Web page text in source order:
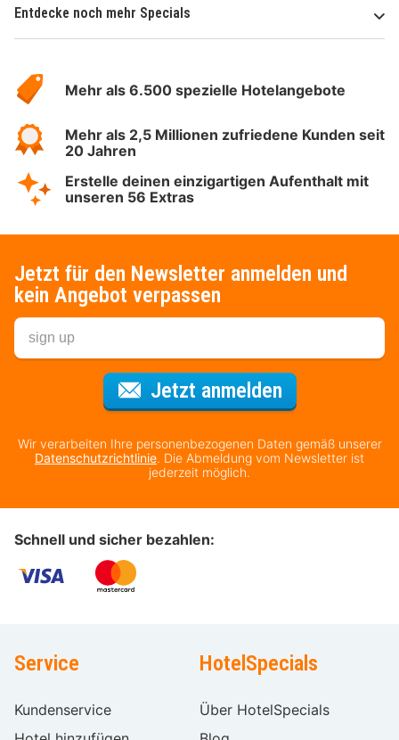
Entdecke noch mehr Specials
Hotelspecials
Mehr als 6.500 spezielle Hotelangebote
Mehr als 2,5 Millionen zufriedene Kunden seit
20 Jahren
Erstelle deinen einzigartigen Aufenthalt mit
unseren 56 Extras
Jetzt für den Newsletter anmelden und
kein Angebot verpassen
Jetzt anmeldenFür den
Wir verarbeiten Ihre personenbezogenen Daten gemäß unserer
Datenschutzrichtlinie. Die Abmeldung vom Newsletter ist
jederzeit möglich.
Schnell und sicher bezahlen:
Service
Kundenservice
HotelSpecials
Über HotelSpecials